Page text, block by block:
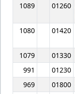
1089
01260
1080
01420
1079
01330
991
01230
969
01800